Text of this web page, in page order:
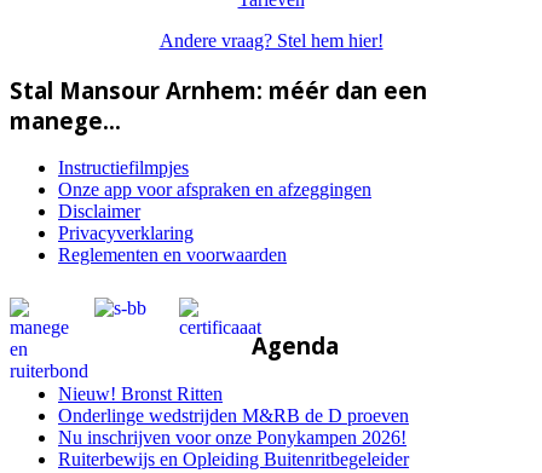
Andere vraag? Stel hem hier!
Stal Mansour Arnhem: méér dan een
manege...
Instructiefilmpjes
Onze app voor afspraken en afzeggingen
Disclaimer
Privacyverklaring
Reglementen en voorwaarden
Agenda
Nieuw! Bronst Ritten
Onderlinge wedstrijden M&RB de D proeven
Nu inschrijven voor onze Ponykampen 2026!
Ruiterbewijs en Opleiding Buitenritbegeleider